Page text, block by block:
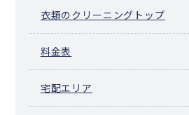
衣類のクリーニングトップ
料金表
宅配エリア